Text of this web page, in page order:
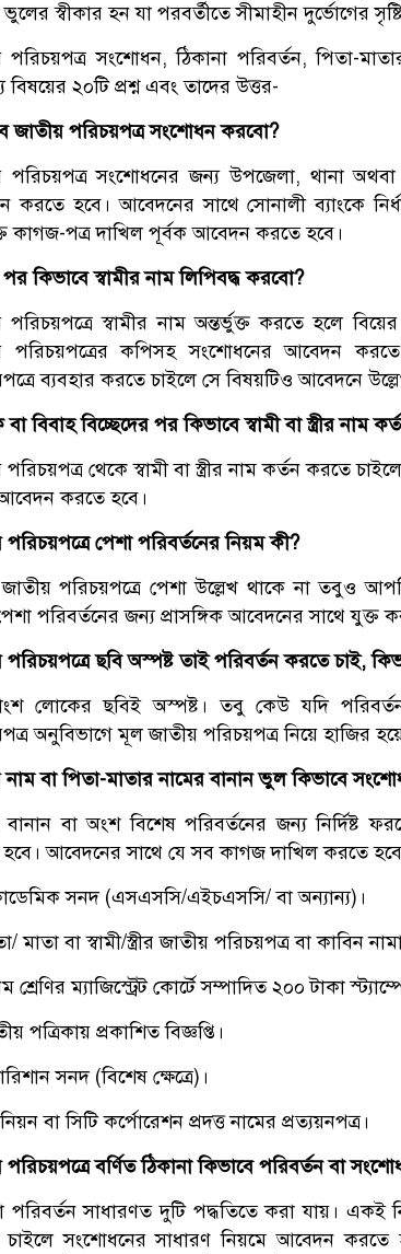
ভুলের স্বীকার হন যা পরবর্তীতে সীমাহীন দুর্ভোগের
পরিচয়পত্র সংশোধন, ঠিকানা পরিবর্তন, পিতা-
বিষয়ের ২০টি প্রশ্ন এবং তাদের উত্তর-
জাতীয় পরিচয়পত্র সংশোধন করবো?
পরিচয়পত্র সংশোধনের জন্য উপজেলা, থানা অথবা
করতে হবে। আবেদনের সাথে সোনালী ব্যাংকে
কাগজ-পত্র দাখিল পূর্বক আবেদন করতে হবে।
পর কিভাবে স্বামীর নাম লিপিবদ্ধ করবো?
পরিচয়পত্রে স্বামীর নাম অন্তর্ভুক্ত করতে হলে
পরিচয়পত্রের কপিসহ সংশোধনের আবেদন করতে
ব্যবহার করতে চাইলে সে বিষয়টিও আবেদনে
বিবাহ বিচ্ছেদের পর কিভাবে স্বামী বা স্ত্রীর নাম
থেকে স্বামী বা স্ত্রীর নাম কর্তন করতে
করতে হবে।
পরিচয়পত্রে পেশা পরিবর্তনের নিয়ম কী?
পরিচয়পত্রে পেশা উল্লেখ থাকে না তবুও
পরিবর্তনের জন্য প্রাসঙ্গিক আবেদনের সাথে যুক্ত
পরিচয়পত্রে ছবি অস্পষ্ট তাই পরিবর্তন করতে চাই,
লোকের ছবিই অস্পষ্ট। তবু কেউ যদি
অনুবিভাগে মূল জাতীয় পরিচয়পত্র নিয়ে হাজির
নাম বা পিতা-মাতার নামের বানান ভুল কিভাবে
বানান বা অংশ বিশেষ পরিবর্তনের জন্য নির্দিষ্ট
আবেদনের সাথে যে সব কাগজ দাখিল করতে
সনদ (এসএসসি/এইচএসসি/ বা অন্যান্য)।
মাতা বা স্বামী/স্ত্রীর জাতীয় পরিচয়পত্র বা কাবিন
শ্রেণির ম্যাজিস্ট্রেট কোর্টে সম্পাদিত ২০০ টাকা
পত্রিকায় প্রকাশিত বিজ্ঞপ্তি।
সনদ (বিশেষ ক্ষেত্রে)।
বা সিটি কর্পোরেশন প্রদত্ত নামের প্রত্যয়নপত্র।
পরিচয়পত্রে বর্ণিত ঠিকানা কিভাবে পরিবর্তন বা
পরিবর্তন সাধারণত দুটি পদ্ধতিতে করা যায়। একই
সংশোধনের সাধারণ নিয়মে আবেদন করতে